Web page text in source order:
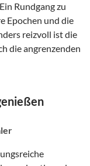
Rundgang zu
Epochen und die
reizvoll ist die
die angrenzenden